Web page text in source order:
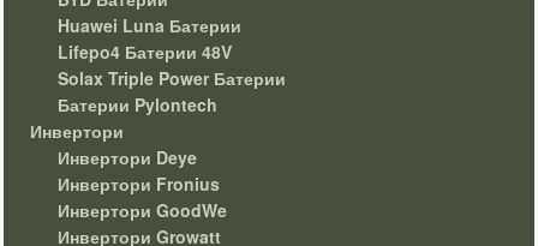
Huawei Luna Батерии
Lifepo4 Батерии 48V
Solax Triple Power Батерии
Батерии Pylontech
Инвертори
Инвертори Deye
Инвертори Fronius
Инвертори GoodWe
Инвертори Growatt